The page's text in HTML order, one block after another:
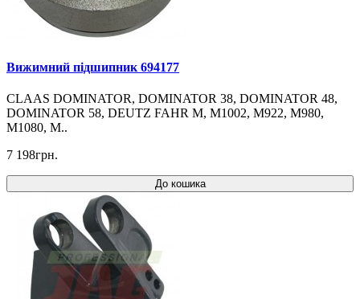
Вижимний підшипник 694177
CLAAS DOMINATOR, DOMINATOR 38, DOMINATOR 48,
DOMINATOR 58, DEUTZ FAHR M, M1002, M922, M980,
M1080, M..
7 198грн.
До кошика